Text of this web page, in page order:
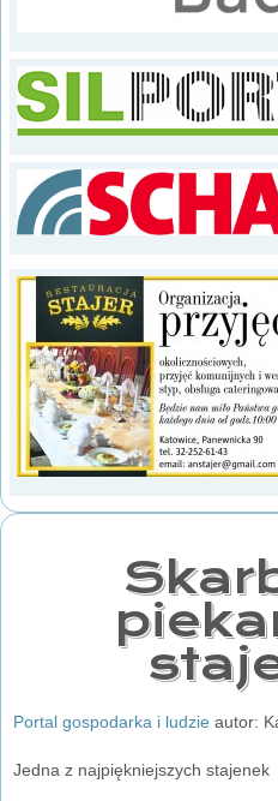
Portal gospodarka i ludzie autor:
Jedna z najpiękniejszych stajenek